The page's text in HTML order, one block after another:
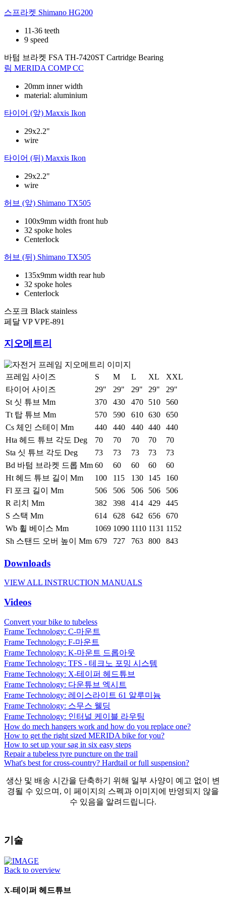
스프라켓 Shimano HG200
11-36 teeth
9 speed
바텀 브라켓 FSA TH-7420ST Cartridge Bearing
림 MERIDA COMP CC
20mm inner width
material: aluminium
타이어 (앞) Maxxis Ikon
29x2.2"
wire
타이어 (뒤) Maxxis Ikon
29x2.2"
wire
허브 (앞) Shimano TX505
100x9mm width front hub
32 spoke holes
Centerlock
허브 (뒤) Shimano TX505
135x9mm width rear hub
32 spoke holes
Centerlock
스포크 Black stainless
페달 VP VPE-891
지오메트리
프레임 사이즈 S M L XL
XXL
타이어 사이즈
29" 29" 29" 29"
29"
St 싯 튜브 Mm
370 430 470 510
560
Tt 탑 튜브 Mm
570 590 610 630
650
Cs 체인 스테이 Mm
440 440 440 440
440
Hta 헤드 튜브 각도 Deg
70 70 70 70
70
Sta 싯 튜브 각도 Deg
73 73 73 73
73
Bd 바텀 브라켓 드롭 Mm 60 60 60 60
60
Ht 헤드 튜브 길이 Mm
100 115 130 145
160
Fl 포크 길이 Mm
506 506 506 506
506
R 리치 Mm
382 398 414 429
445
S 스택 Mm
614 628 642 656
670
Wb 휠 베이스 Mm
1069 1090 1110 1131 1152
Sh 스탠드 오버 높이 Mm 679 727 763 800 843
Downloads
VIEW ALL INSTRUCTION MANUALS
Videos
Convert your bike to tubeless
Frame Technology: C-마운트
Frame Technology: F-마운트
Frame Technology: K-마운트 드롭아웃
Frame Technology: TFS - 테크노 포밍 시스템
Frame Technology: X-테이퍼 헤드튜브
Frame Technology: 다운튜브 엑시트
Frame Technology: 레이스라이트 61 알루미늄
Frame Technology: 스무스 웰딩
Frame Technology: 인터널 케이블 라우팅
How do mech hangers work and how do you replace one?
How to get the right sized MERIDA bike for you?
How to set up your sag in six easy steps
Repair a tubeless tyre puncture on the trail
What's best for cross-country? Hardtail or full suspension?
생산 및 배송 시간을 단축하기 위해 일부 사양이 예고 없이 변
경될 수 있으며, 이 페이지의 스펙과 이미지에 반영되지 않을
수 있음을 알려드립니다.
기술
Back to overview
X-테이퍼 헤드튜브